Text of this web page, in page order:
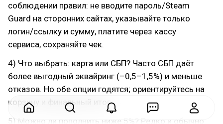
соблюдении правил: не вводите пароль/Steam
Guard на сторонних сайтах, указывайте только
логин/ссылку и сумму, платите через кассу
сервиса, сохраняйте чек.
4) Что выбрать: карта или СБП? Часто СБП даёт
более выгодный эквайринг (–0,5–1,5%) и меньше
отказов. Но обе опции годятся; ориентируйтесь на
корзину и финальный итог.
5) Можно ли пополнить ниже 5%? Редко и обычно